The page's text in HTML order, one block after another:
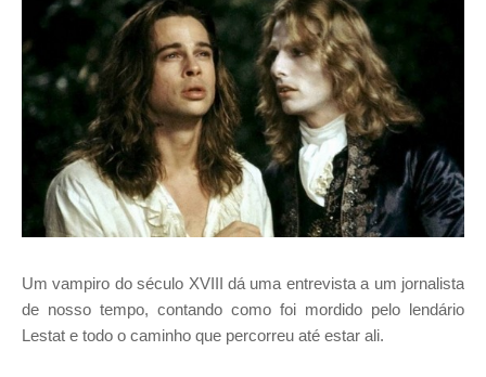
Um vampiro do século XVIII dá uma entrevista a um jornalista
de nosso tempo, contando como foi mordido pelo lendário
Lestat e todo o caminho que percorreu até estar ali.